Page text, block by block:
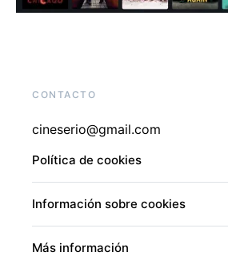
CONTACTO
cineserio@gmail.com
Política de cookies
Información sobre cookies
Más información